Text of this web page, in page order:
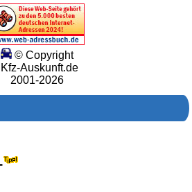
© Copyright
Kfz-Auskunft.de
2001-2026